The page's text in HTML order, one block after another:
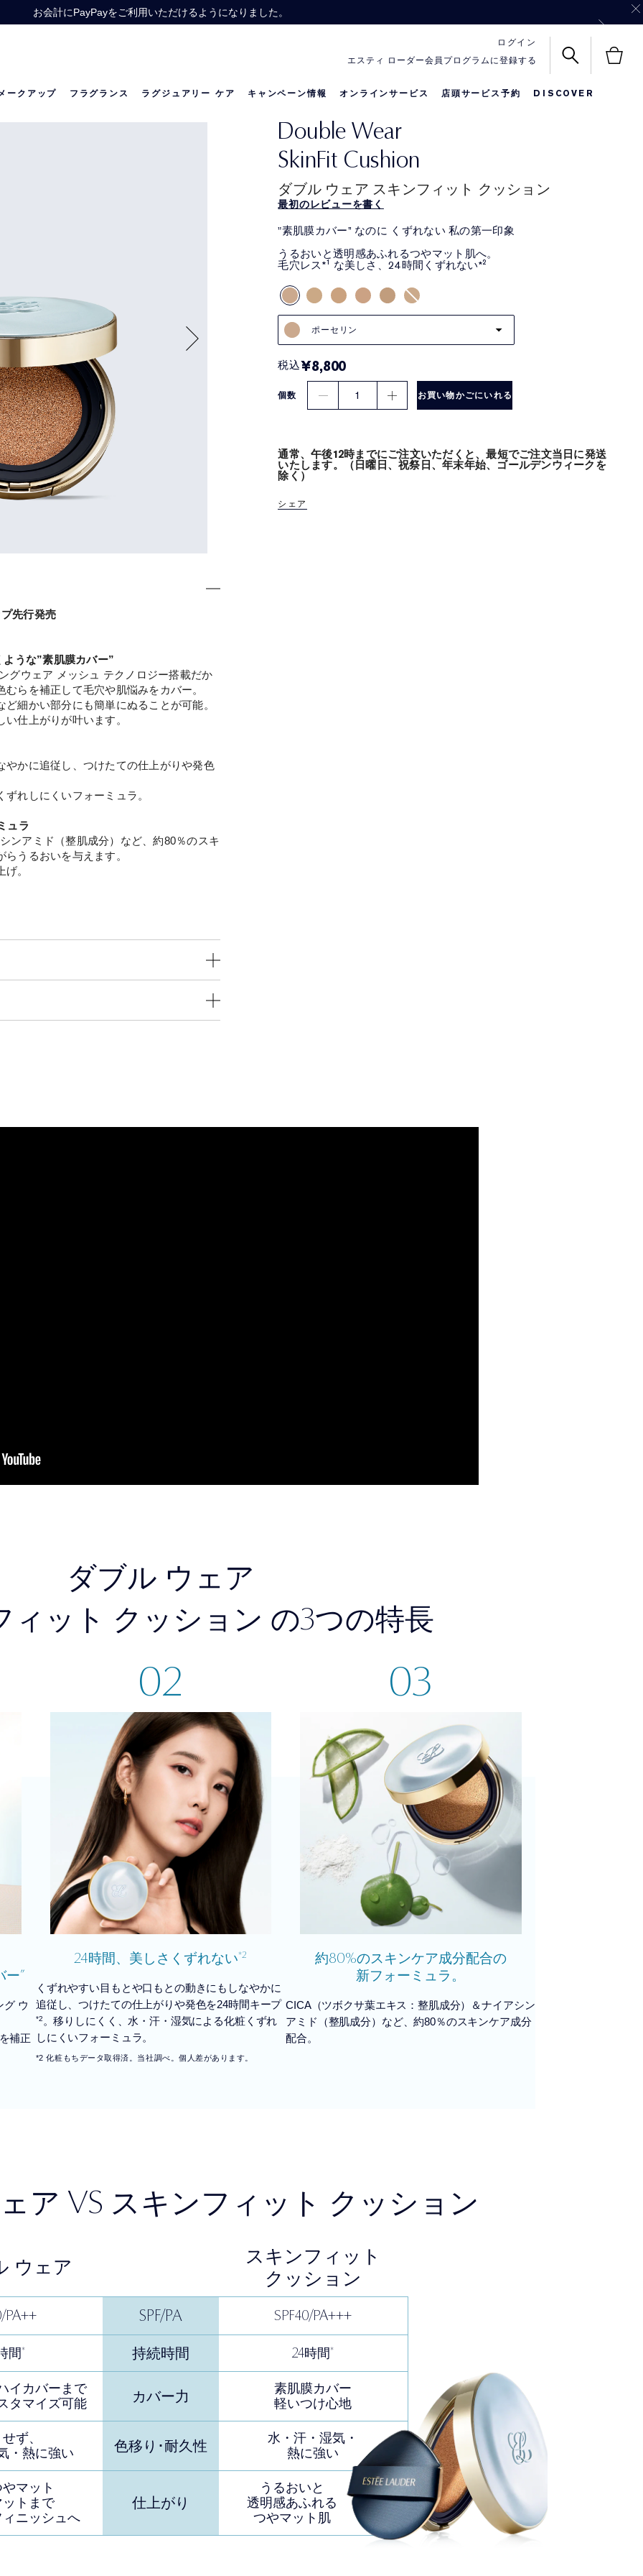
価格改定のお知らせ
ア製品を税込22,000円以上ご購入で、人気スキンケアのトラベル サイズ3点を一緒にお届け！
込12,100円以上ご購入で人気美容液のギフト サイズ・オリジナル ブラシ・オリジナル ヘアクリップ&チャームをプレゼント！
お会計にPayPayをご利用いただけるようになりました。
エスティ ローダー会員プログラムに登録する
ログイン
ークアップ フラグランス ラグジュアリー ケア キャンペーン情報 オンラインサービス 店頭サービス予約 DISCOVER
限定セット
名前入りリップ
メークアップ
Double Wear
SkinFit Cushion
ダブル ウェア スキンフィット クッション
最初のレビューを書く
"素肌膜カバー” なのに くずれない 私の第一印象
うるおいと透明感あふれるつやマット肌へ。
毛穴レス*¹ な美しさ、24時間くずれない*²
ポーセリン
税込¥8,800
個数 1 お買い物かごにいれる
通常、午後12時までにご注文いただくと、最短でご注文当日に発送
いたします。（日曜日、祝祭日、年末年始、ゴールデンウィークを
除く）
シェア
先行発売
うな”素肌膜カバー”
グウェア メッシュ テクノロジー搭載だか
らを補正して毛穴や肌悩みをカバー。
細かい部分にも簡単にぬることが可能。
仕上がりが叶います。
かに追従し、つけたての仕上がりや発色
れしにくいフォーミュラ。
ュラ
ンアミド（整肌成分）など、約80％のスキ
うるおいを与えます。
。
ダブル ウェア
ィット クッション の3つの特長
ー”
グ ウ
補正
02
24時間、美しさくずれない*2
くずれやすい目もとや口もとの動きにもしなやかに
追従し、つけたての仕上がりや発色を24時間キープ
*2 。移りしにくく、水・汗・湿気による化粧くずれ
しにくいフォーミュラ。
*2 化粧もちデータ取得済。当社調べ。個人差があります。
03
約80%のスキンケア成分配合の
新フォーミュラ。
CICA（ツボクサ葉エキス：整肌成分）＆ナイアシン
アミド（整肌成分）など、約80％のスキンケア成分
配合。
ア VS スキンフィット クッション
ウェア
スキンフィット
クッション
PA++ SPF/PA SPF40/PA+++
間* 持続時間 24時間*
イカバーまで
タマイズ可能
カバー力
素肌膜カバー
軽いつけ心地
ず、
・熱に強い 色移り･耐久性
水・汗・湿気・
熱に強い
マット
トまで
ィニッシュへ
仕上がり
うるおいと
透明感あふれる
つやマット肌